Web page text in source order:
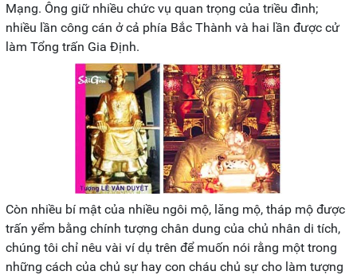
Mạng. Ông giữ nhiều chức vụ quan trọng của triều đình;
nhiều lần công cán ở cả phía Bắc Thành và hai lần được cử
làm Tổng trấn Gia Định.
Còn nhiều bí mật của nhiều ngôi mộ, lăng mộ, tháp mộ được
trấn yểm bằng chính tượng chân dung của chủ nhân di tích,
chúng tôi chỉ nêu vài ví dụ trên để muốn nói rằng một trong
những cách của chủ sự hay con cháu chủ sự cho làm tượng